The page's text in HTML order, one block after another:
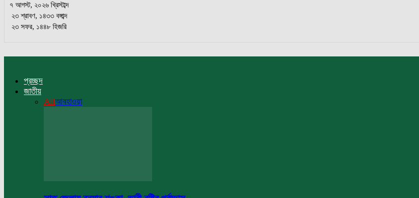
৭ আগস্ট, ২০২৬ খ্রিস্টাব্দ
২৩ শ্রাবণ, ১৪৩৩ বঙ্গাব্দ
২৩ সফর, ১৪৪৮ হিজরি
প্রচ্ছদ
জাতীয়
Allআবহাওয়া